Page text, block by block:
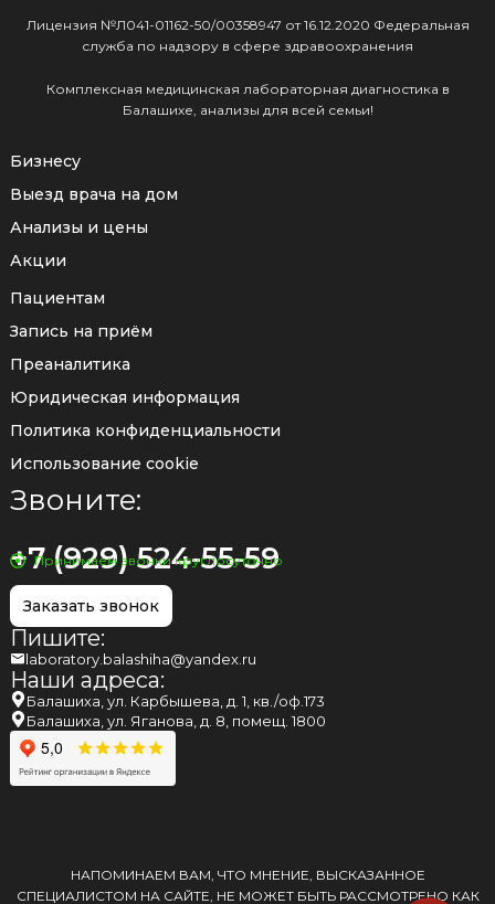
Лицензия №Л041-01162-50/00358947 от 16.12.2020 Федеральная
служба по надзору в сфере здравоохранения
Комплексная медицинская лабораторная диагностика в
Балашихе, анализы для всей семьи!
Бизнесу
Выезд врача на дом
Анализы и цены
Акции
Пациентам
Запись на приём
Преаналитика
Юридическая информация
Политика конфиденциальности
Использование cookie
Звоните:
+7 (929) 524-55-59
Принимаем звонки круглосуточно
Заказать звонок
Пишите:
laboratory.balashiha@yandex.ru
Наши адреса:
Балашиха, ул. Карбышева, д. 1, кв./оф.173
Балашиха, ул. Яганова, д. 8, помещ. 1800
НАПОМИНАЕМ ВАМ, ЧТО МНЕНИЕ, ВЫСКАЗАННОЕ
СПЕЦИАЛИСТОМ НА САЙТЕ, НЕ МОЖЕТ БЫТЬ РАССМОТРЕНО КАК